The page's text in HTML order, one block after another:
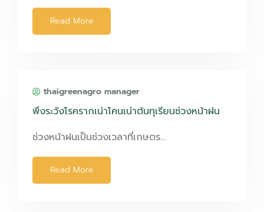
Read More
thaigreenagro manager
พึงระวังโรครากเน่าโคนเน่าต้นทุเรียนช่วงหน้าฝน
ช่วงหน้าฝนเป็นช่วงเวลาที่เกษตร…
Read More